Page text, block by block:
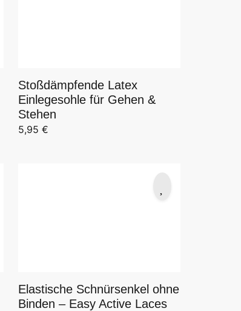
Stoßdämpfende Latex
Einlegesohle für Gehen &
Stehen
5,95 €
Elastische Schnürsenkel ohne
Binden – Easy Active Laces